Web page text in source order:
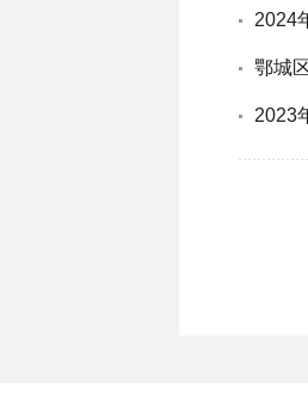
2024
鄂城
2023